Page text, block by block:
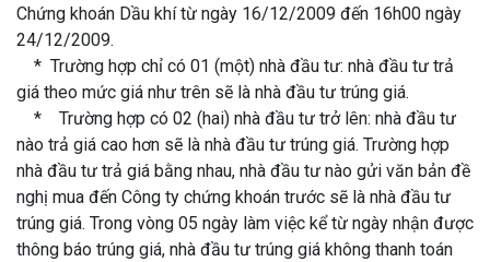
Chứng khoán Dầu khí từ ngày 16/12/2009 đến 16h00 ngày
24/12/2009.
* Trường hợp chỉ có 01 (một) nhà đầu tư: nhà đầu tư trả
giá theo mức giá như trên sẽ là nhà đầu tư trúng giá.
* Trường hợp có 02 (hai) nhà đầu tư trở lên: nhà đầu tư
nào trả giá cao hơn sẽ là nhà đầu tư trúng giá. Trường hợp
nhà đầu tư trả giá bằng nhau, nhà đầu tư nào gửi văn bản đề
nghị mua đến Công ty chứng khoán trước sẽ là nhà đầu tư
trúng giá. Trong vòng 05 ngày làm việc kể từ ngày nhận được
thông báo trúng giá, nhà đầu tư trúng giá không thanh toán